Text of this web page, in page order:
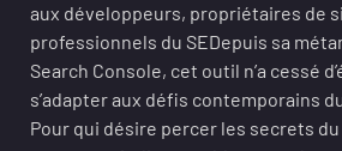
aux développeurs, propriétaires de
professionnels du SEDepuis sa
Search Console, cet outil n’a cessé
s’adapter aux défis contemporains
Pour qui désire percer les secrets